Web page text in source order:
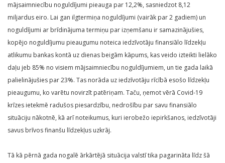
mājsaimniecību noguldījumi pieauga par 12,2%, sasniedzot 8,12
miljardus eiro. Lai gan ilgtermiņa noguldījumi (vairāk par 2 gadiem) un
noguldījumi ar brīdinājuma termiņu par izņemšanu ir samazinājušies,
kopējo noguldījumu pieaugumu noteica iedzīvotāju finansiālo līdzekļu
atlikumu bankas kontā uz dienas beigām kāpums, kas veido izteikti lielāko
daļu jeb 85% no visiem mājsaimniecību noguldījumiem, un tie gada laikā
palielinājušies par 23%. Tas norāda uz iedzīvotāju rīcībā esošo līdzekļu
pieaugumu, ko varētu novirzīt patēriņam. Taču, ņemot vērā Covid-19
krīzes ietekmē radušos piesardzību, nedrošību par savu finansiālo
situāciju nākotnē, kā arī noteikumus, kuri ierobežo iepirkšanos, iedzīvotāji
savus brīvos finanšu līdzekļus uzkrāj.
Tā kā pērnā gada nogalē ārkārtējā situācija valstī tika pagarināta līdz šā